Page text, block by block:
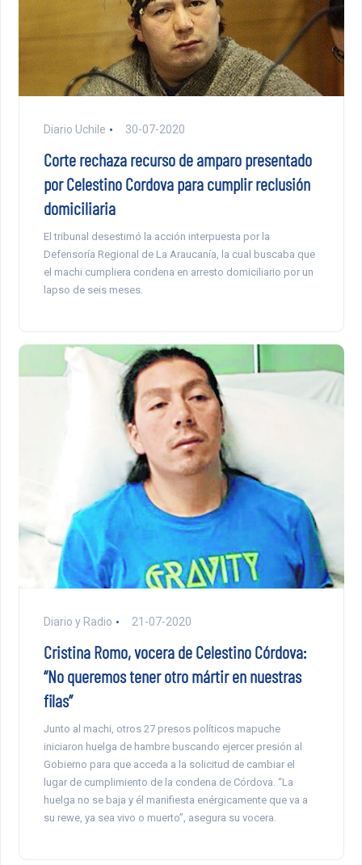
Diario Uchile 30-07-2020
Corte rechaza recurso de amparo presentado
por Celestino Cordova para cumplir reclusión
domiciliaria
El tribunal desestimó la acción interpuesta por la
Defensoría Regional de La Araucanía, la cual buscaba que
el machi cumpliera condena en arresto domiciliario por un
lapso de seis meses.
Diario y Radio 21-07-2020
Cristina Romo, vocera de Celestino Córdova:
“No queremos tener otro mártir en nuestras
filas”
Junto al machi, otros 27 presos políticos mapuche
iniciaron huelga de hambre buscando ejercer presión al
Gobierno para que acceda a la solicitud de cambiar el
lugar de cumplimiento de la condena de Córdova. “La
huelga no se baja y él manifiesta enérgicamente que va a
su rewe, ya sea vivo o muerto”, asegura su vocera.